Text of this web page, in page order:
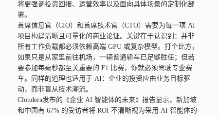
将更强调投资回报、运营效率以及面向具体场景的定制化部
署。
首席信息官（CIO）和首席技术官（CTO）需要为每一项 AI
项目构建清晰且可量化的商业论证。关键在于认识到：并非
所有工作负载都必须依赖高端 GPU 或复杂模型。打个比方，
如果只是从家里前往机场，一辆普通轿车已足够胜任；但若
要参加每毫秒都至关重要的 F1 比赛，你就必须驾驶专业赛
车。同样的道理也适用于 AI：企业的投资应由业务目标驱
动，而非盲从技术潮流。
Cloudera发布的《企业 AI 智能体的未来》报告显示，新加坡
和中国有 67% 的受访者将 ROI 不清晰视为采用 AI 智能体的